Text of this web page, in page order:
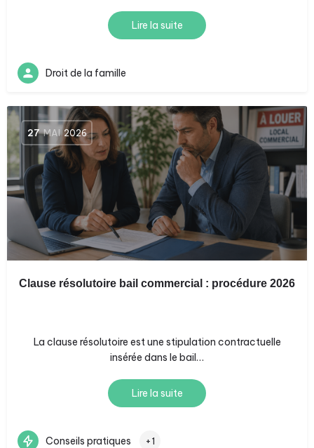
Lire la suite
Droit de la famille
27 MAI 2026
Clause résolutoire bail commercial : procédure 2026
La clause résolutoire est une stipulation contractuelle
insérée dans le bail…
Lire la suite
Conseils pratiques +1